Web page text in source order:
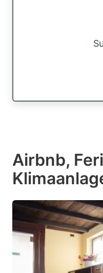
Airbnb,